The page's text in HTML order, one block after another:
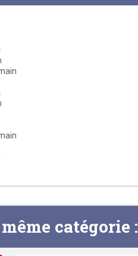
catégorie :